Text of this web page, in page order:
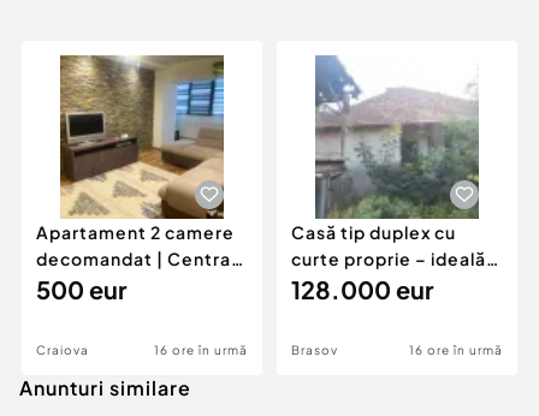
Apartament 2 camere
decomandat | Centrală
proprie | 60 mp |
500 eur
Craiova 16 ore în urmă
Casă tip duplex cu
curte proprie – ideală
pentru renovar
128.000 eur
Brasov 16 ore în urmă
Anunturi similare